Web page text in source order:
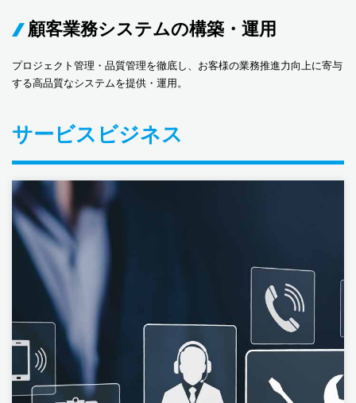
顧客業務システムの構築・運用
プロジェクト管理・品質管理を徹底し、お客様の業務推進力向上に寄与
する高品質なシステムを提供・運用。
サービスビジネス